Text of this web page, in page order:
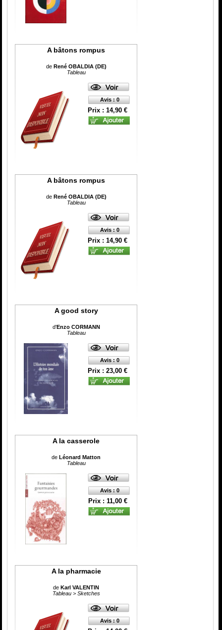
A bâtons rompus
de René OBALDIA (DE)
Tableau
Avis : 0
Prix : 14,90 €
A bâtons rompus
de René OBALDIA (DE)
Tableau
Avis : 0
Prix : 14,90 €
A good story
d'Enzo CORMANN
Tableau
Avis : 0
Prix : 23,00 €
A la casserole
deLéonard Matton
Tableau
Avis : 0
Prix : 11,00 €
A la pharmacie
deKarl VALENTIN
Tableau > Sketches
Avis : 0